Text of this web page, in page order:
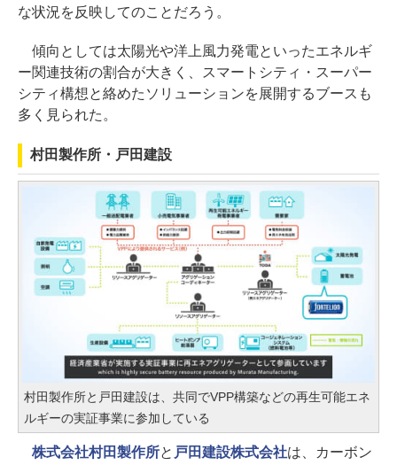
な状況を反映してのことだろう。
傾向としては太陽光や洋上風力発電といったエネルギ
ー関連技術の割合が大きく、スマートシティ・スーパー
シティ構想と絡めたソリューションを展開するブースも
多く見られた。
村田製作所・戸田建設
村田製作所と戸田建設は、共同でVPP構築などの再生可能エネ
ルギーの実証事業に参加している
株式会社村田製作所と 戸田建設株式会社は、カーボン